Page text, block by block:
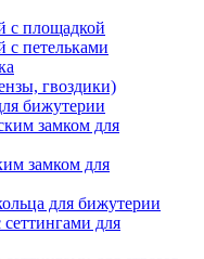
с площадкой
петельками
гвоздики)
бижутерии
замком для
замком для
для бижутерии
для